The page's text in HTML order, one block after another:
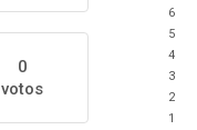
0
votos
6
5
4
3
2
1